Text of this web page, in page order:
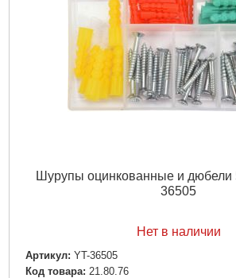
Шурупы оцинкованные и дюбели
36505
Нет в наличии
Артикул: YT-36505
Код товара: 21.80.76